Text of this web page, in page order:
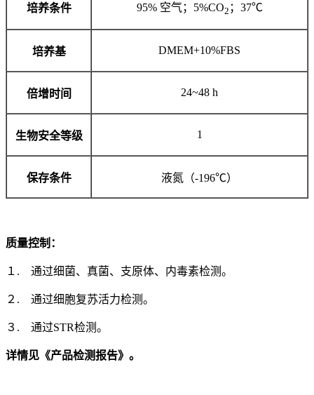
培养条件 95% 空气；5%CO2 ；37℃
培养基 DMEM+10%FBS
倍增时间 24~48 h
生物安全等级 1
保存条件 液氮（-196℃）
质量控制：
１. 通过细菌、真菌、支原体、内毒素检测。
２. 通过细胞复苏活力检测。
３. 通过STR检测。
详情见《产品检测报告》。